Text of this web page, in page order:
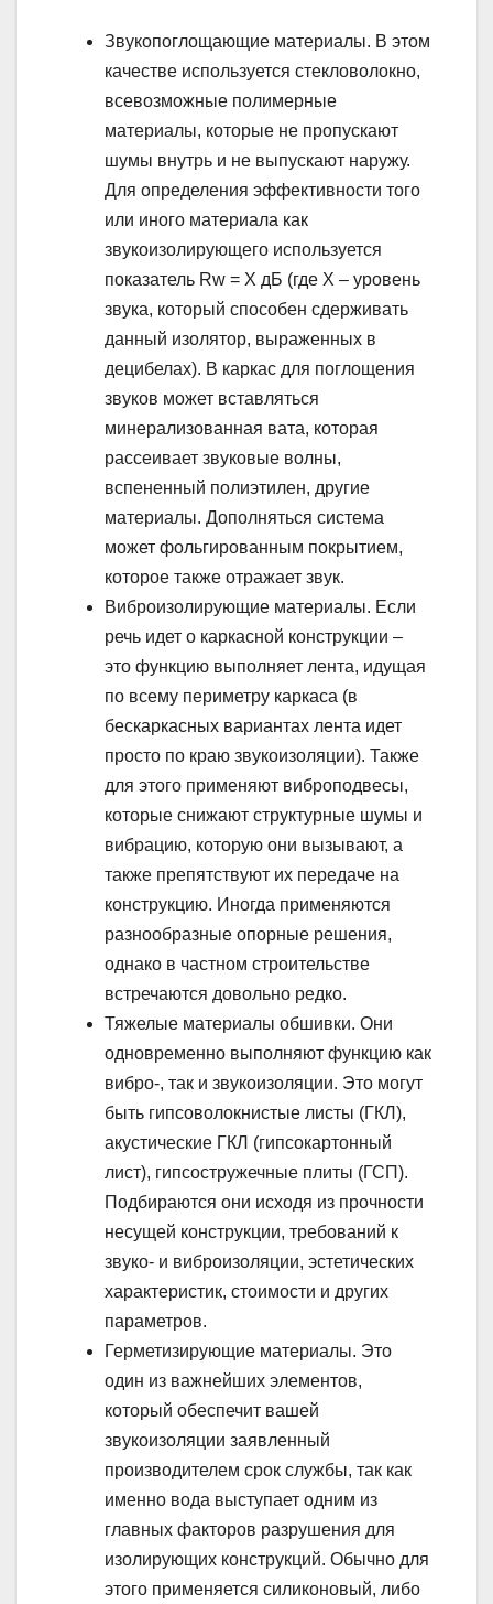
Звукопоглощающие материалы. В этом
качестве используется стекловолокно,
всевозможные полимерные
материалы, которые не пропускают
шумы внутрь и не выпускают наружу.
Для определения эффективности того
или иного материала как
звукоизолирующего используется
показатель Rw = X дБ (где Х – уровень
звука, который способен сдерживать
данный изолятор, выраженных в
децибелах). В каркас для поглощения
звуков может вставляться
минерализованная вата, которая
рассеивает звуковые волны,
вспененный полиэтилен, другие
материалы. Дополняться система
может фольгированным покрытием,
которое также отражает звук.
Виброизолирующие материалы. Если
речь идет о каркасной конструкции –
это функцию выполняет лента, идущая
по всему периметру каркаса (в
бескаркасных вариантах лента идет
просто по краю звукоизоляции). Также
для этого применяют виброподвесы,
которые снижают структурные шумы и
вибрацию, которую они вызывают, а
также препятствуют их передаче на
конструкцию. Иногда применяются
разнообразные опорные решения,
однако в частном строительстве
встречаются довольно редко.
Тяжелые материалы обшивки. Они
одновременно выполняют функцию как
вибро-, так и звукоизоляции. Это могут
быть гипсоволокнистые листы (ГКЛ),
акустические ГКЛ (гипсокартонный
лист), гипсостружечные плиты (ГСП).
Подбираются они исходя из прочности
несущей конструкции, требований к
звуко- и виброизоляции, эстетических
характеристик, стоимости и других
параметров.
Герметизирующие материалы. Это
один из важнейших элементов,
который обеспечит вашей
звукоизоляции заявленный
производителем срок службы, так как
именно вода выступает одним из
главных факторов разрушения для
изолирующих конструкций. Обычно для
этого применяется силиконовый, либо